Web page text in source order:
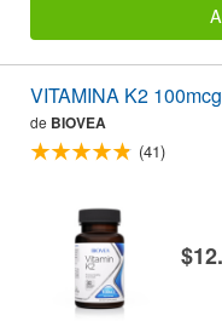
VITAMINA K2
de BIOVEA
(41)